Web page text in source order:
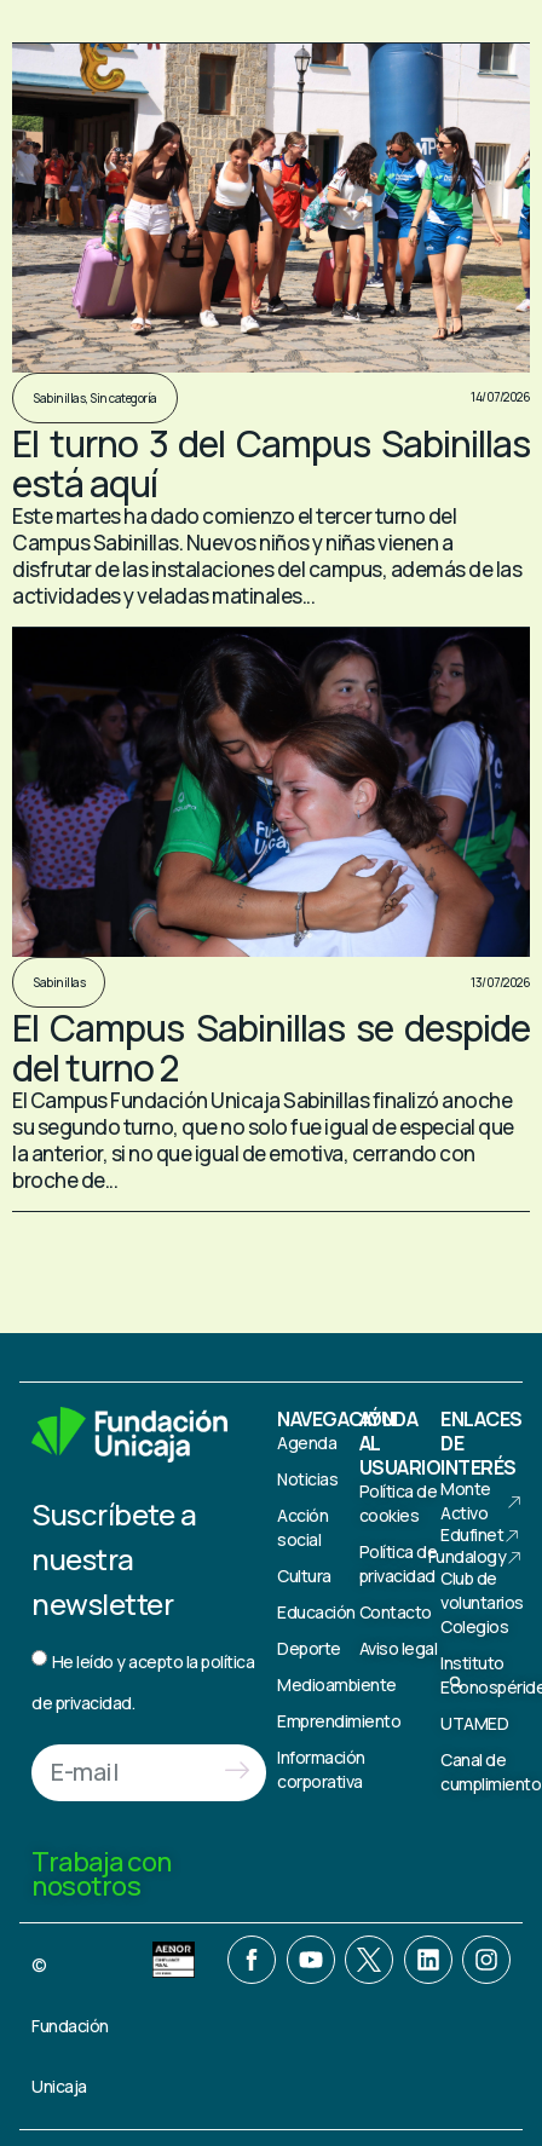
Sabinillas, Sin categoría 14/07/2026
El turno 3 del Campus Sabinillas
está aquí
Este martes ha dado comienzo el tercer turno del
Campus Sabinillas. Nuevos niños y niñas vienen a
disfrutar de las instalaciones del campus, además de las
actividades y veladas matinales...
Sabinillas 13/07/2026
El Campus Sabinillas se despide
del turno 2
El Campus Fundación Unicaja Sabinillas finalizó anoche
su segundo turno, que no solo fue igual de especial que
la anterior, si no que igual de emotiva, cerrando con
broche de...
Suscríbete a
nuestra
newsletter
He leído y acepto lapolítica
de privacidad.
Trabaja con
nosotros
NAVEGACIÓN
Agenda
Noticias
Acción
social
Cultura
Educación
Deporte
Medioambiente
Emprendimiento
Información
corporativa
AYUDA
AL
USUARIO
Política de
cookies
Política de
privacidad
Contacto
Aviso legal
ENLACES
DE
INTERÉS
Monte
Activo
Edufinet
Fundalogy
Club de
voluntarios
Colegios
Instituto
UTAMED
Canal de
cumplimiento
©
Fundación
Unicaja